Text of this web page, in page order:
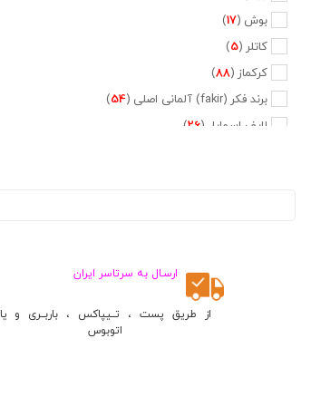
بوش (17
)
کاتلر (5
)
کرکماز (88
)
برند فکر (fakir) آلمانی اصلی (
54
)
لایف اسمایل (26
)
نسپرسو (2
)
ارسـال به سرتاسر ایران
از طریق پست ، تــیپاکس ، باربــری و یا
اتوبوس